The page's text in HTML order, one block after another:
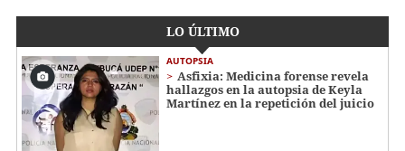
LO ÚLTIMO
AUTOPSIA
Asfixia: Medicina forense revela
hallazgos en la autopsia de Keyla
Martínez en la repetición del juicio